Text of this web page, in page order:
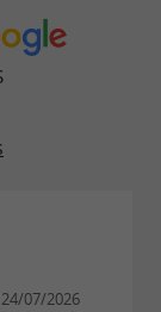
07/2026